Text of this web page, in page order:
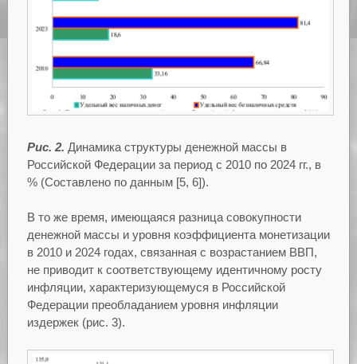
Рис. 2. Динамика структуры денежной массы в
Российской Федерации за период с 2010 по 2024 гг., в
% (Составлено по данным [5, 6]).
В то же время, имеющаяся разница совокупности
денежной массы и уровня коэффициента монетизации
в 2010 и 2024 годах, связанная с возрастанием ВВП,
не приводит к соответствующему идентичному росту
инфляции, характеризующемуся в Российской
Федерации преобладанием уровня инфляции
издержек (рис. 3).